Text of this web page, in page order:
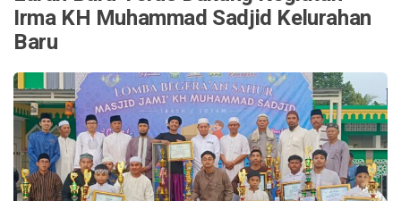
Irma KH Muhammad Sadjid Kelurahan
Baru